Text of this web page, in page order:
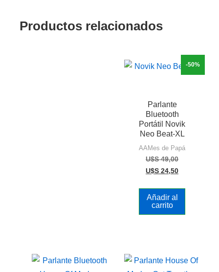
Productos relacionados
-50%
Parlante
Bluetooth
Portátil Novik
Neo Beat-XL
AAMes de Papá
U$S49,00
U$S 24,50
Añadir al
carrito